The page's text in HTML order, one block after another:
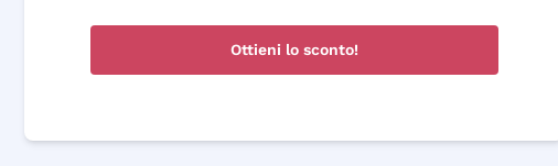
Ottieni lo sconto!